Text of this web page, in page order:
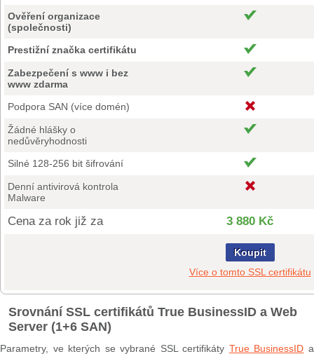
Ověření organizace
(společnosti)
Prestižní značka certifikátu
Zabezpečení s www i bez
www zdarma
Podpora SAN (více domén)
Žádné hlášky o
nedůvěryhodnosti
Silné 128-256 bit šifrování
Denní antivirová kontrola
Malware
Cena za rok již za 3 880 Kč
Koupit
Více o tomto SSL certifikátu
Srovnání SSL certifikátů True BusinessID a Web
Server (1+6 SAN)
Parametry, ve kterých se vybrané SSL certifikáty True BusinessID a